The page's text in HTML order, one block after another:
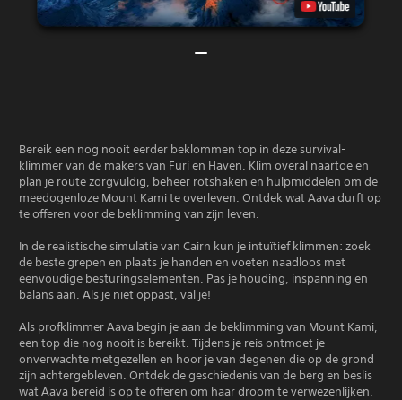
Bereik een nog nooit eerder beklommen top in deze survival-
klimmer van de makers van Furi en Haven. Klim overal naartoe en
plan je route zorgvuldig, beheer rotshaken en hulpmiddelen om de
meedogenloze Mount Kami te overleven. Ontdek wat Aava durft op
te offeren voor de beklimming van zijn leven.
In de realistische simulatie van Cairn kun je intuïtief klimmen: zoek
de beste grepen en plaats je handen en voeten naadloos met
eenvoudige besturingselementen. Pas je houding, inspanning en
balans aan. Als je niet oppast, val je!
Als profklimmer Aava begin je aan de beklimming van Mount Kami,
een top die nog nooit is bereikt. Tijdens je reis ontmoet je
onverwachte metgezellen en hoor je van degenen die op de grond
zijn achtergebleven. Ontdek de geschiedenis van de berg en beslis
wat Aava bereid is op te offeren om haar droom te verwezenlijken.